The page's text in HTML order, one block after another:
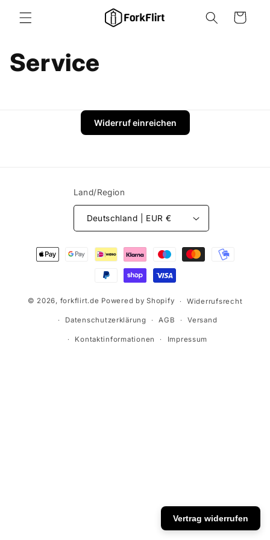
zum
Inhalt
Warenkorb
Service
Widerruf einreichen
Land/Region
Deutschland | EUR €
Zahlungsmethoden
© 2026, forkflirt.de Powered by Shopify Widerrufsrecht
Datenschutzerklärung AGB Versand
Kontaktinformationen Impressum
Vertrag widerrufen